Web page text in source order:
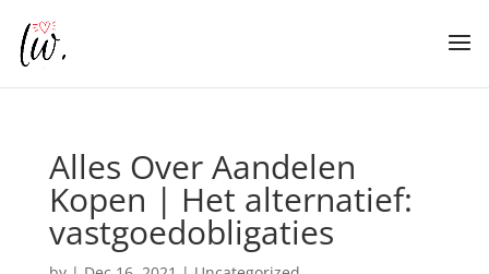
Alles Over Aandelen
Kopen | Het alternatief:
vastgoedobligaties